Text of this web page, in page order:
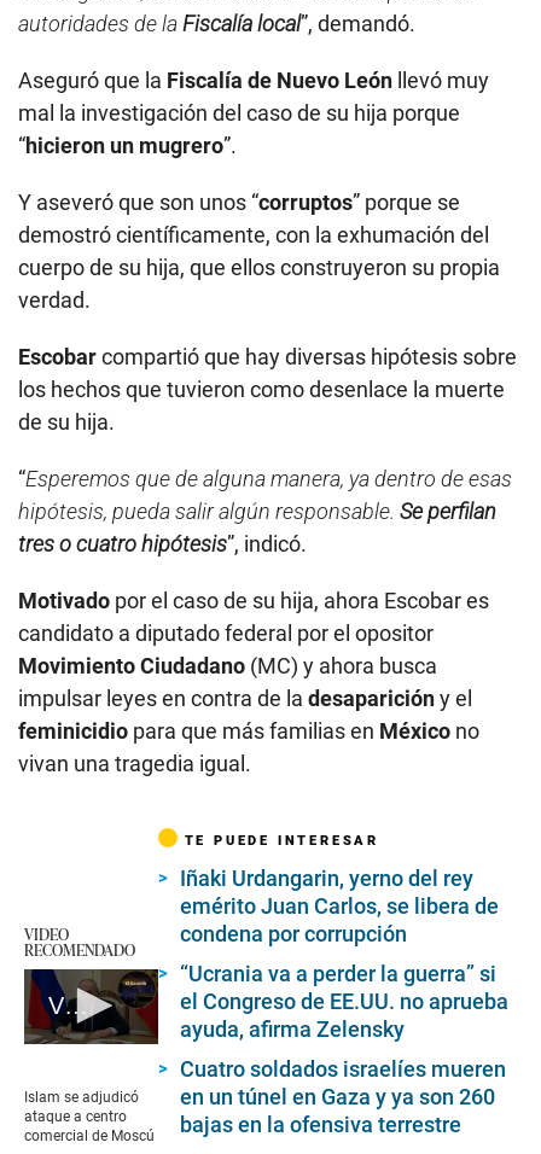
autoridades de laFiscalía local”, demandó.
Aseguró que la Fiscalía de Nuevo León llevó muy
mal la investigación del caso de su hija porque
“hicieron un mugrero”.
Y aseveró que son unos “corruptos” porque se
demostró científicamente, con la exhumación del
cuerpo de su hija, que ellos construyeron su propia
verdad.
Escobarcompartió que hay diversas hipótesis sobre
los hechos que tuvieron como desenlace la muerte
de su hija.
“Esperemos que de alguna manera, ya dentro de esas
hipótesis, pueda salir algún responsable. Se perfilan
tres o cuatro hipótesis”, indicó.
Motivado por el caso de su hija, ahora Escobar es
candidato a diputado federal por el opositor
Movimiento Ciudadano (MC) y ahora busca
impulsar leyes en contra de la desaparicióny el
feminicidio para que más familias en México no
vivan una tragedia igual.
VIDEO
RECOMENDADO
Vladimir Putin acepta ataque a centro comercial por parte del islamismo radical
of
1
minute,
Islam se adjudicó
ataque a centro
comercial de Moscú
TE PUEDE INTERESAR
Iñaki Urdangarin, yerno del rey
emérito Juan Carlos, se libera de
condena por corrupción
“Ucrania va a perder la guerra” si
el Congreso de EE.UU. no aprueba
ayuda, afirma Zelensky
Cuatro soldados israelíes mueren
en un túnel en Gaza y ya son 260
bajas en la ofensiva terrestre